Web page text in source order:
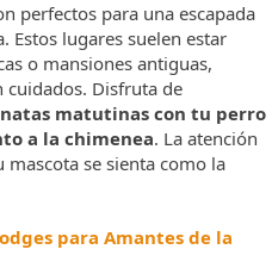
perfectos para una escapada
Estos lugares suelen estar
o mansiones antiguas,
cuidados. Disfruta de
matutinas con tu perro
a la chimenea. La atención
se sienta como la
para Amantes de la